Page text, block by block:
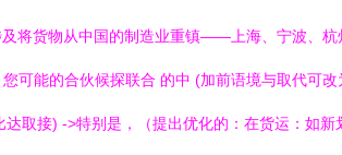
将货物从中国的制造业重镇——上海、宁波、杭
可能的合伙候探联合 的中 (加前语境与取代可
取接) ->特别是，（提出优化的：在货运：如新